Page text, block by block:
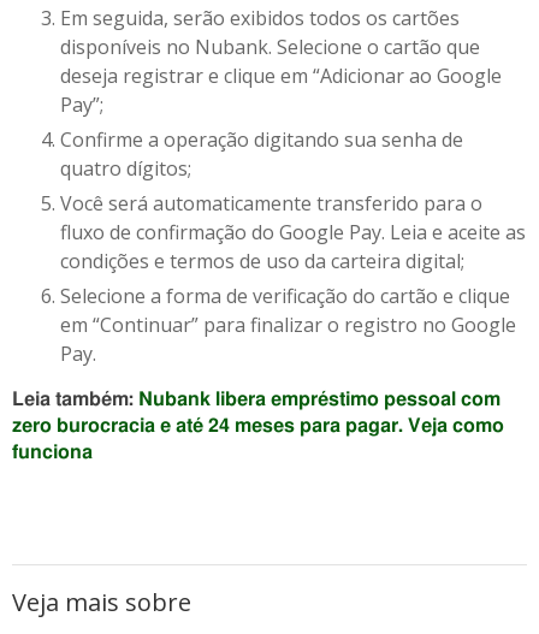
Em seguida, serão exibidos todos os cartões
disponíveis no Nubank. Selecione o cartão que
deseja registrar e clique em “Adicionar ao Google
Pay”;
Confirme a operação digitando sua senha de
quatro dígitos;
Você será automaticamente transferido para o
fluxo de confirmação do Google Pay. Leia e aceite as
condições e termos de uso da carteira digital;
Selecione a forma de verificação do cartão e clique
em “Continuar” para finalizar o registro no Google
Pay.
Leia também: Nubank libera empréstimo pessoal com
zero burocracia e até 24 meses para pagar. Veja como
funciona
Veja mais sobre